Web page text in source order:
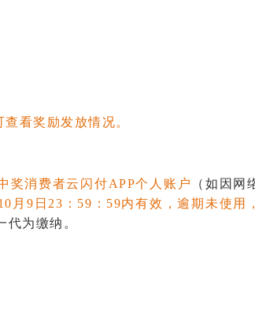
看奖励发放情况。
奖消费者云闪付APP个人账户
（如因
月9日23：59：59内有效，逾期未使用
为缴纳。